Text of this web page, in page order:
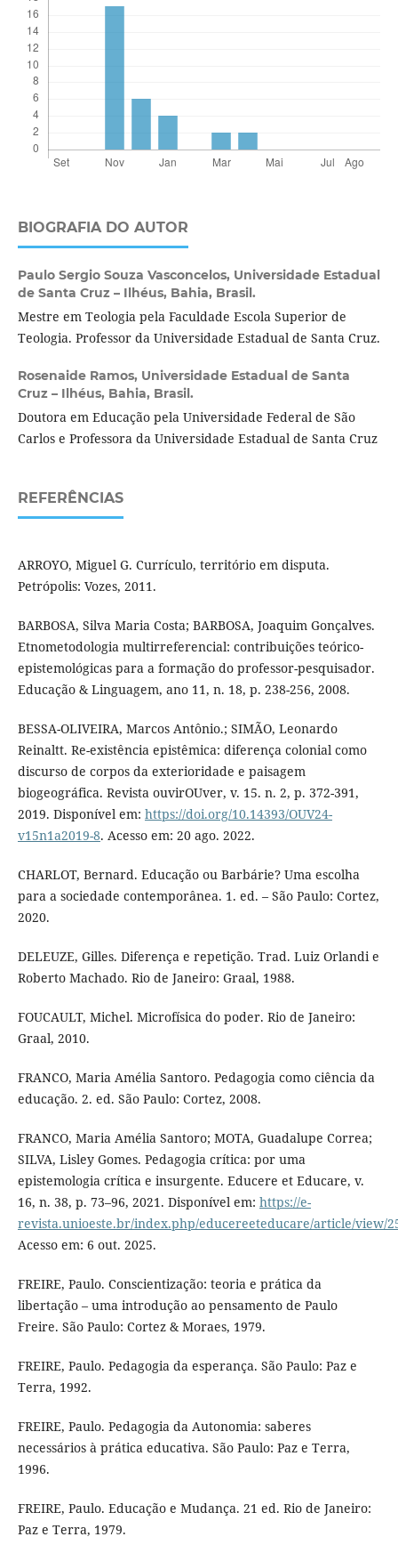
BIOGRAFIA DO AUTOR
Paulo Sergio Souza Vasconcelos, Universidade Estadual
de Santa Cruz – Ilhéus, Bahia, Brasil.
Mestre em Teologia pela Faculdade Escola Superior de
Teologia. Professor da Universidade Estadual de Santa Cruz.
Rosenaide Ramos, Universidade Estadual de Santa
Cruz – Ilhéus, Bahia, Brasil.
Doutora em Educação pela Universidade Federal de São
Carlos e Professora da Universidade Estadual de Santa Cruz
REFERÊNCIAS
ARROYO, Miguel G. Currículo, território em disputa.
Petrópolis: Vozes, 2011.
BARBOSA, Silva Maria Costa; BARBOSA, Joaquim Gonçalves.
Etnometodologia multirreferencial: contribuições teórico-
epistemológicas para a formação do professor-pesquisador.
Educação & Linguagem, ano 11, n. 18, p. 238-256, 2008.
BESSA-OLIVEIRA, Marcos Antônio.; SIMÃO, Leonardo
Reinaltt. Re-existência epistêmica: diferença colonial como
discurso de corpos da exterioridade e paisagem
biogeográfica. Revista ouvirOUver, v. 15. n. 2, p. 372-391,
2019. Disponível em: https://doi.org/10.14393/OUV24-
v15n1a2019-8. Acesso em: 20 ago. 2022.
CHARLOT, Bernard. Educação ou Barbárie? Uma escolha
para a sociedade contemporânea. 1. ed. – São Paulo: Cortez,
2020.
DELEUZE, Gilles. Diferença e repetição. Trad. Luiz Orlandi e
Roberto Machado. Rio de Janeiro: Graal, 1988.
FOUCAULT, Michel. Microfísica do poder. Rio de Janeiro:
Graal, 2010.
FRANCO, Maria Amélia Santoro. Pedagogia como ciência da
educação. 2. ed. São Paulo: Cortez, 2008.
FRANCO, Maria Amélia Santoro; MOTA, Guadalupe Correa;
SILVA, Lisley Gomes. Pedagogia crítica: por uma
epistemologia crítica e insurgente. Educere et Educare, v.
16, n. 38, p. 73–96, 2021. Disponível em: https://e-
revista.unioeste.br/index.php/educereeteducare/article/view/
Acesso em: 6 out. 2025.
FREIRE, Paulo. Conscientização: teoria e prática da
libertação – uma introdução ao pensamento de Paulo
Freire. São Paulo: Cortez & Moraes, 1979.
FREIRE, Paulo. Pedagogia da esperança. São Paulo: Paz e
Terra, 1992.
FREIRE, Paulo. Pedagogia da Autonomia: saberes
necessários à prática educativa. São Paulo: Paz e Terra,
1996.
FREIRE, Paulo. Educação e Mudança. 21 ed. Rio de Janeiro:
Paz e Terra, 1979.